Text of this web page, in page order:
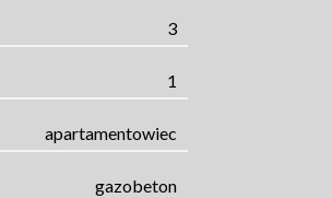
3
1
apartamentowiec
gazobeton